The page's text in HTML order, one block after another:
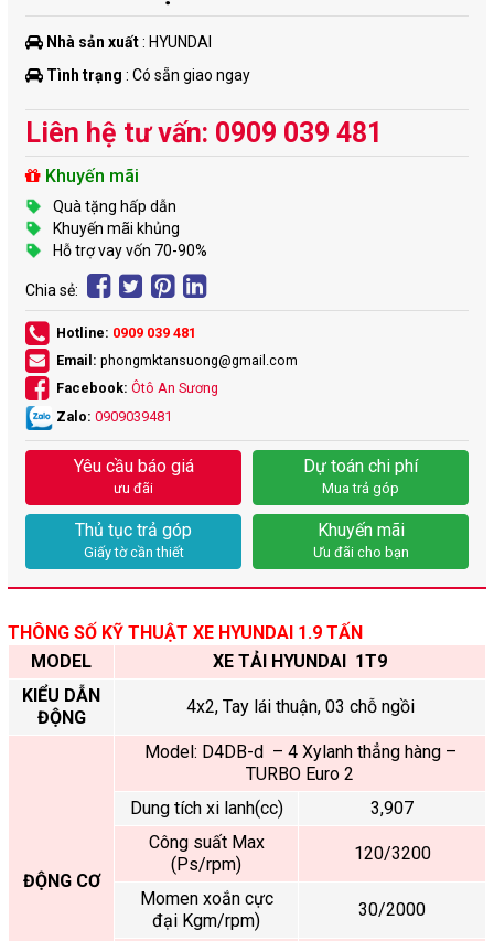
Nhà sản xuất: HYUNDAI
Tình trạng : Có sẵn giao ngay
Liên hệ tư vấn: 0909 039 481
Khuyến mãi
Quà tặng hấp dẫn
Khuyến mãi khủng
Hỗ trợ vay vốn 70-90%
Chia sẻ:
Hotline: 0909 039 481
Email: phongmktansuong@gmail.com
Facebook: Ôtô An Sương
Zalo: 0909039481
Yêu cầu báo giá
ưu đãi
Dự toán chi phí
Mua trả góp
Thủ tục trả góp
Giấy tờ cần thiết
Khuyến mãi
Ưu đãi cho bạn
THÔNG SỐ KỸ THUẬT XE HYUNDAI 1.9 TẤN
MODEL
XE TẢI HYUNDAI 1T9
KIỂU DẪN
ĐỘNG
4x2, Tay lái thuận, 03 chỗ ngồi
ĐỘNG CƠ
Model: D4DB-d – 4 Xylanh thẳng hàng –
TURBO Euro 2
Dung tích xi lanh(cc)
3,907
Công suất Max
(Ps/rpm)
120/3200
Momen xoắn cực
đại Kgm/rpm)
30/2000